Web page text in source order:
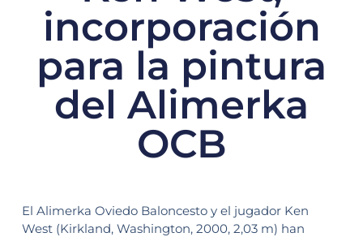
incorporación
para la pintura
del Alimerka
OCB
El Alimerka Oviedo Baloncesto y el jugador Ken
West (Kirkland, Washington, 2000, 2,03 m) han